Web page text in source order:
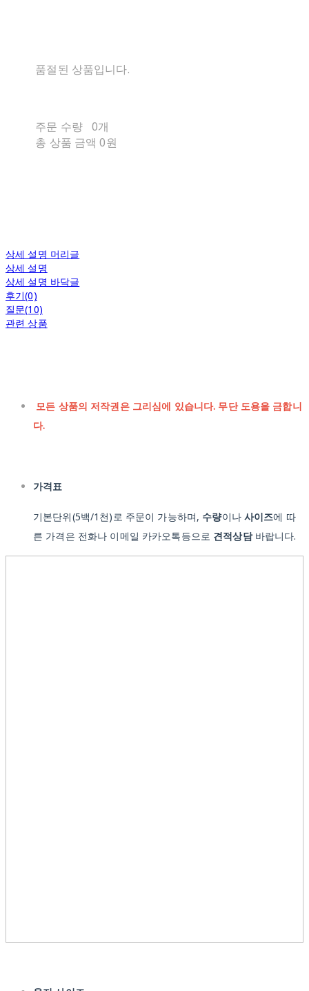
품절된 상품입니다.
주문 수량 0개
총 상품 금액 0원
상세 설명 머리글
상세 설명
상세 설명 바닥글
후기(0)
질문(10)
관련 상품
모든 상품의 저작권은 그리심에 있습니다. 무단 도용을 금합니
다.
가격표
기본단위(5백/1천)로 주문이 가능하며, 수량이나 사이즈에 따
른 가격은 전화나 이메일 카카오톡등으로 견적상담바랍니다.